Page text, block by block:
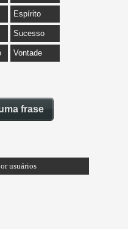
Espírito
Sucesso
Vontade
frase
usuários